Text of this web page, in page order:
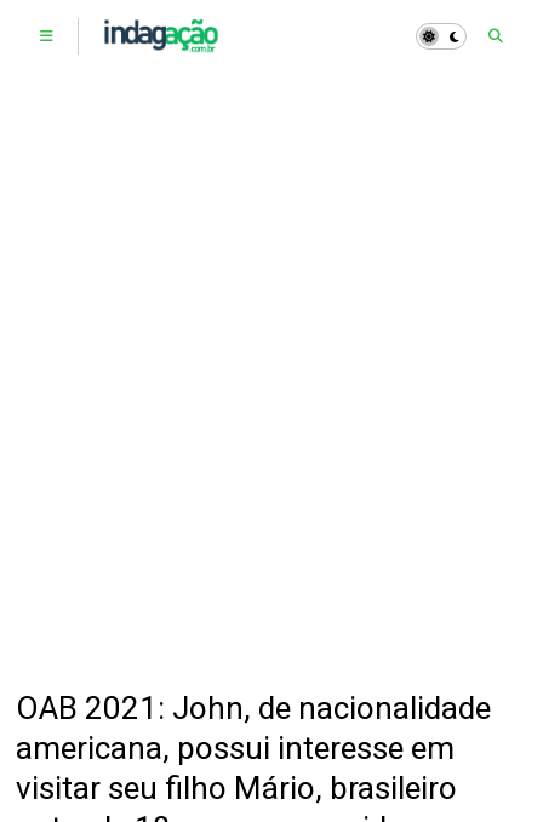
OAB 2021: John, de nacionalidade
americana, possui interesse em
visitar seu filho Mário, brasileiro